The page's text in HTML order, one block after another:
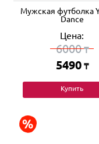
Мужская футболка
Dance
Цена:
6000₸
5490 ₸
Купить